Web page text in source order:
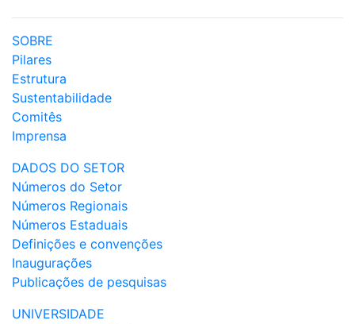
SOBRE
Pilares
Estrutura
Sustentabilidade
Comitês
Imprensa
DADOS DO SETOR
Números do Setor
Números Regionais
Números Estaduais
Definições e convenções
Inaugurações
Publicações de pesquisas
UNIVERSIDADE